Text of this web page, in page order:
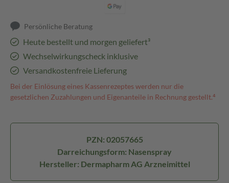
Persönliche Beratung
Heute bestellt und morgen geliefert³
Wechselwirkungscheck inklusive
Versandkostenfreie Lieferung
Bei der Einlösung eines Kassenrezeptes werden nur die
gesetzlichen Zuzahlungen und Eigenanteile in Rechnung gestellt.⁴
PZN: 02057665
Darreichungsform: Nasenspray
Hersteller: Dermapharm AG Arzneimittel